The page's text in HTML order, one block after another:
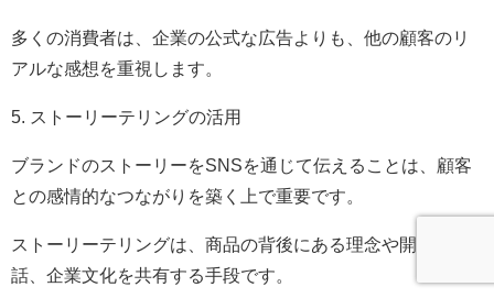
多くの消費者は、企業の公式な広告よりも、他の顧客のリ
アルな感想を重視します。
5. ストーリーテリングの活用
ブランドのストーリーをSNSを通じて伝えることは、顧客
との感情的なつながりを築く上で重要です。
ストーリーテリングは、商品の背後にある理念や開発秘
話、企業文化を共有する手段です。